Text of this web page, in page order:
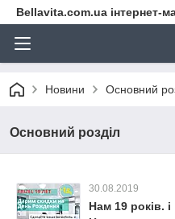
Bellavita.com.ua інтернет-
Новини Основний
Основний розділ
30.08.2019
Нам 19 років.